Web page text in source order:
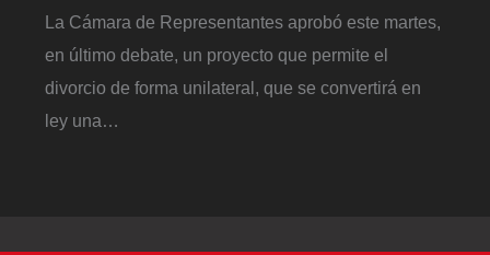
La Cámara de Representantes aprobó este martes,
en último debate, un proyecto que permite el
divorcio de forma unilateral, que se convertirá en
ley una…